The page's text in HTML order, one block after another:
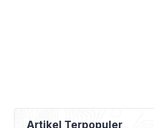
Artikel Terpopuler